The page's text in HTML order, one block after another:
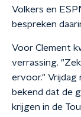
Volkers en
bespreken
Voor Clement
verrassing.
ervoor." Vrijdag
bekend dat de
krijgen in de